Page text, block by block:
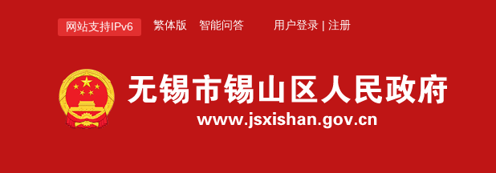
网站支持IPv6 繁体版 智能问答 用户登录 | 注册